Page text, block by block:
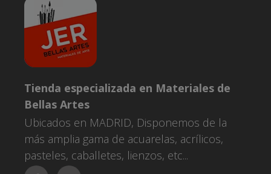
Tienda especializada en Materiales de
Bellas Artes
Ubicados en MADRID, Disponemos de la
más amplia gama de acuarelas, acrílicos,
pasteles, caballetes, lienzos, etc...